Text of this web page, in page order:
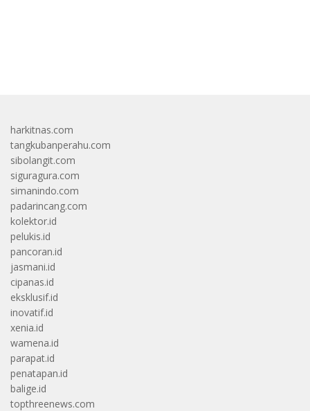
harkitnas.com
tangkubanperahu.com
sibolangit.com
siguragura.com
simanindo.com
padarincang.com
kolektor.id
pelukis.id
pancoran.id
jasmani.id
cipanas.id
eksklusif.id
inovatif.id
xenia.id
wamena.id
parapat.id
penatapan.id
balige.id
topthreenews.com